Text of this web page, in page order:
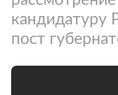
кандидатуру
пост